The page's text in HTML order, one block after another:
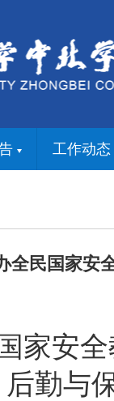
工作动态
全民国家安
家安
勤与